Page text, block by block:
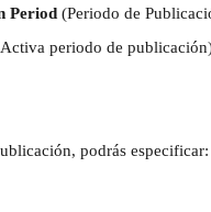
Period (Periodo de
periodo de
podrás especificar: